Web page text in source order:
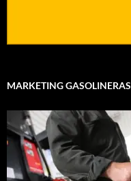
MARKETING GASOLINERAS